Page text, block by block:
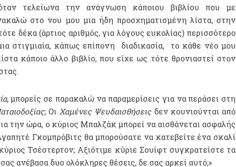
τελείωνα την ανάγνωση κάποιου βιβλίου που με
στο νου μου μια ήδη προσχηματισμένη λίστα, στην
δέκα (άρτιος αριθμός, για λόγους ευκολίας) περισσότερο
στιγμιαία, κάπως επίπονη
διαδικασία,
το κάθε νέο μου
κάποιο άλλο βιβλίο, που είχε ως τότε θρονιαστεί στον
, μπορείς σε παρακαλώ να παραμερίσεις για να περάσει στη
; Οι Χαμένες Ψευδαισθήσειςδεν κουνιούνται από
την ώρα, ο κύριος Μπαλζάκ μπορεί να αισθάνεται ασφαλής
Γκομπρόβιτς θα μπορούσατε να κατεβείτε ένα σκαλί
Τσέστερτον; Αξιότιμε κύριε Σουίφτ συγκρατείστε τα
ανέβασα δυο ολόκληρες θέσεις, δε σας αρκεί αυτό;»